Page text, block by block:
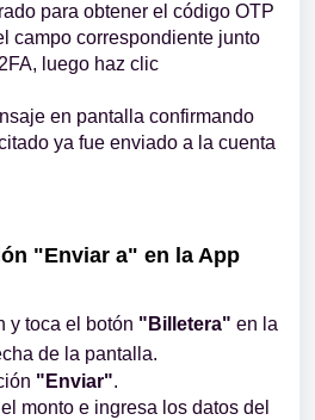
para obtener el código OTP
campo correspondiente junto
luego haz clic
en pantalla confirmando
ya fue enviado a la cuenta
"Enviar a" en la App
y toca el botón "Billetera" en la
de la pantalla.
"Enviar".
monto e ingresa los datos del